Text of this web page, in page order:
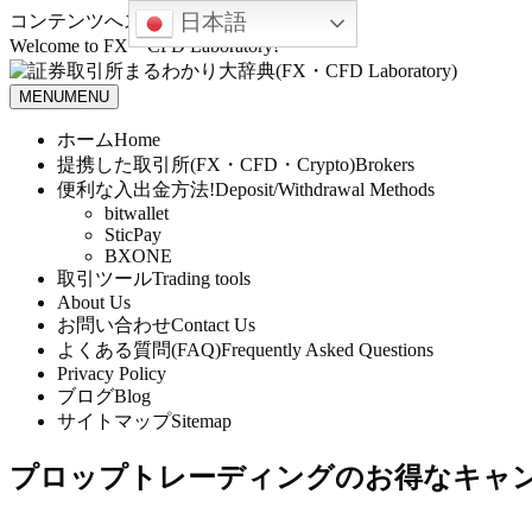
コンテンツへスキップ
Welcome to FX・CFD Laboratory!
MENUMENU
ホームHome
提携した取引所(FX・CFD・Crypto)Brokers
便利な入出金方法!Deposit/Withdrawal Methods
bitwallet
SticPay
BXONE
取引ツールTrading tools
About Us
お問い合わせContact Us
よくある質問(FAQ)Frequently Asked Questions
Privacy Policy
ブログBlog
サイトマップSitemap
プロップトレーディングのお得なキャ
日本語